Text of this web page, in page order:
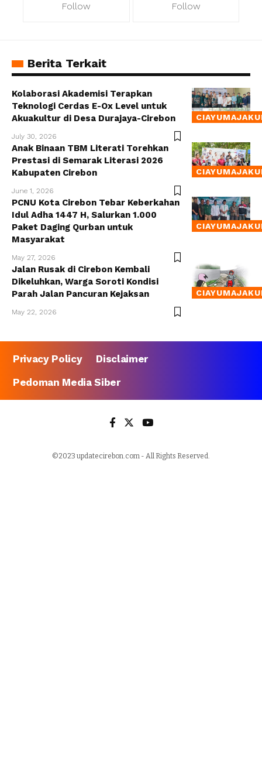
Follow Follow
Berita Terkait
Kolaborasi Akademisi Terapkan
Teknologi Cerdas E-Ox Level untuk
Akuakultur di Desa Durajaya-Cirebon
July 30, 2026
Anak Binaan TBM Literati Torehkan
Prestasi di Semarak Literasi 2026
Kabupaten Cirebon
June 1, 2026
PCNU Kota Cirebon Tebar Keberkahan
Idul Adha 1447 H, Salurkan 1.000
Paket Daging Qurban untuk
Masyarakat
May 27, 2026
Jalan Rusak di Cirebon Kembali
Dikeluhkan, Warga Soroti Kondisi
Parah Jalan Pancuran Kejaksan
May 22, 2026
Privacy Policy
Disclaimer
Pedoman Media Siber
©2023 updatecirebon.com - All Rights Reserved.